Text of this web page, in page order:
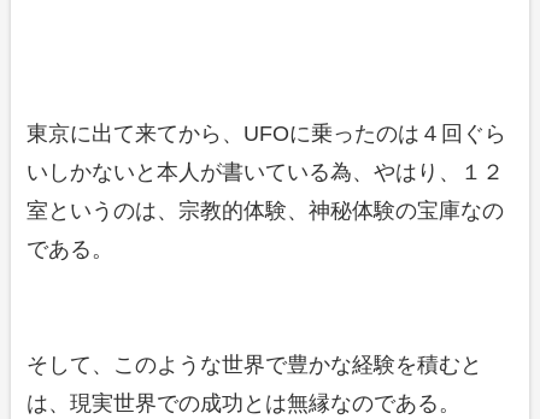
東京に出て来てから、UFOに乗ったのは４回ぐら
いしかないと本人が書いている為、やはり、１２
室というのは、宗教的体験、神秘体験の宝庫なの
である。
そして、このような世界で豊かな経験を積むと
は、現実世界での成功とは無縁なのである。